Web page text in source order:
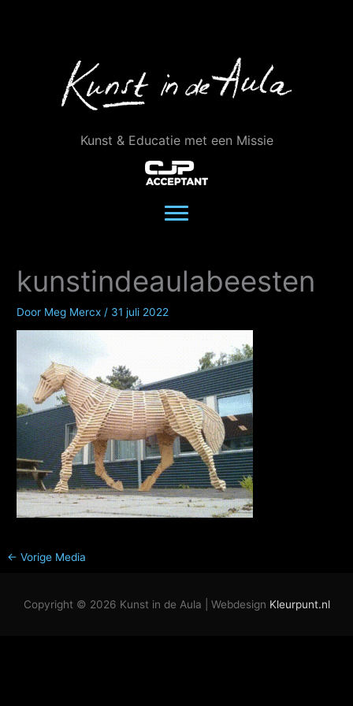
Kunst & Educatie met een Missie
kunstindeaulabeesten
Door Meg Mercx / 31 juli 2022
← Vorige Media
Copyright © 2026 Kunst in de Aula | Webdesign Kleurpunt.nl